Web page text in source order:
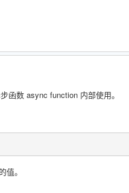
函数 async function 内部使用。
值。